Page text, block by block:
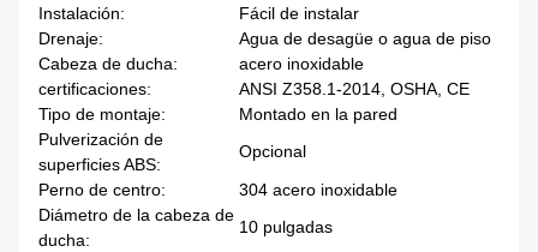
Instalación:
Fácil de instalar
Drenaje:
Agua de desagüe o agua de piso
Cabeza de ducha:
acero inoxidable
certificaciones:
ANSI Z358.1-2014, OSHA, CE
Tipo de montaje:
Montado en la pared
Pulverización de
superficies ABS:
Opcional
Perno de centro:
304 acero inoxidable
Diámetro de la cabeza de
ducha:
10 pulgadas